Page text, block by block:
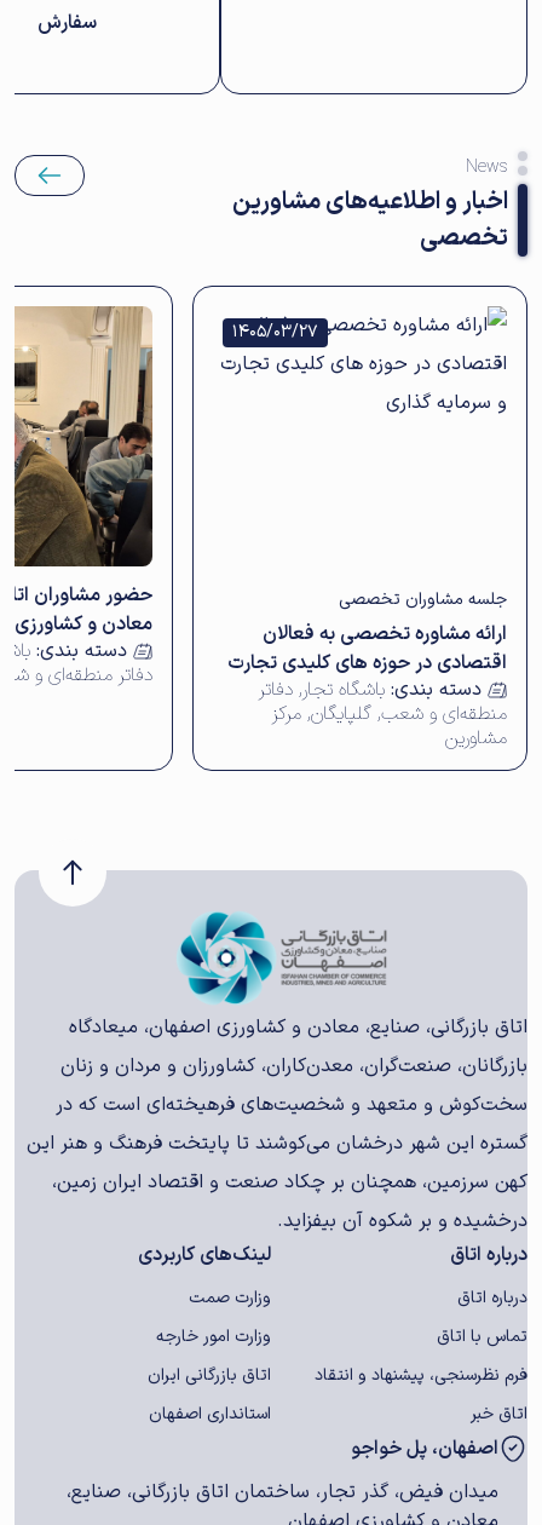
سفارش
News
اخبار و اطلاعیه‌های مشاورین
تخصصی
1405/03/27
جلسه مشاوران تخصصی
ارائه مشاوره تخصصی به فعالان
اقتصادی در حوزه های کلیدی تجارت
و سرمایه گذاری
دسته بندی: باشگاه تجار, دفاتر
منطقه‌ای و شعب, گلپایگان, مرکز
مشاورین
حضور مشاوران اتاق
معادن و کشاورزی
نمایندگی خوانسار
دسته بندی:
دفاتر منطقه‌ای و
اتاق بازرگانی، صنایع، معادن و کشاورزی اصفهان، میعادگاه
بازرگانان، صنعت‌گران، معدن‌کاران، کشاورزان و مردان و زنان
سخت‌کوش و متعهد و شخصیت‌های فرهیخته‌ای است که در
گستره این شهر درخشان می‌کوشند تا پایتخت فرهنگ و هنر این
کهن سرزمین، همچنان بر چکاد صنعت و اقتصاد ایران زمین،
درخشیده و بر شکوه آن بیفزاید.
درباره اتاق
درباره اتاق
تماس با اتاق
فرم نظرسنجی، پیشنهاد و انتقاد
اتاق خبر
لینک‌های کاربردی
وزارت صمت
وزارت امور خارجه
اتاق بازرگانی ایران
استانداری اصفهان
اصفهان، پل خواجو
میدان فیض، گذر تجار، ساختمان اتاق بازرگانی، صنایع،